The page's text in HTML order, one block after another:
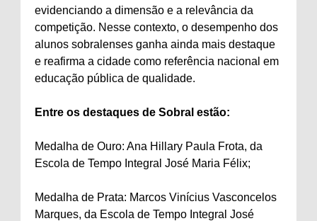
evidenciando a dimensão e a relevância da
competição. Nesse contexto, o desempenho dos
alunos sobralenses ganha ainda mais destaque
e reafirma a cidade como referência nacional em
educação pública de qualidade.
Entre os destaques de Sobral estão:
Medalha de Ouro: Ana Hillary Paula Frota, da
Escola de Tempo Integral José Maria Félix;
Medalha de Prata: Marcos Vinícius Vasconcelos
Marques, da Escola de Tempo Integral José